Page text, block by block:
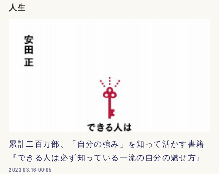
人生
累計二百万部、「自分の強み」を知って活かす書籍
『できる人は必ず知っている一流の自分の魅せ方』
2023.03.16 00:05